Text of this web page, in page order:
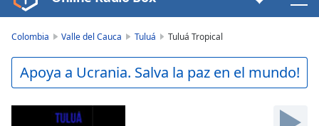
Player
Play
Video
Colombia Valle del Cauca Tuluá Tuluá Tropical
Apoya a Ucrania. Salva la paz en el mundo!